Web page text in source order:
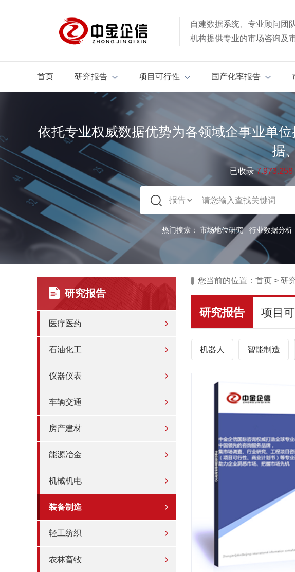
自建数据系统、专业顾问团
机构提供专业的市场咨询及
首页 研究报告 项目可行性 国产化率报告
依托专业权威数据优势为各领域企事业单
据
已收录7.973.258
热门搜索： 市场地位研究 行业数据分析
研究报告
医疗医药
石油化工
仪器仪表
车辆交通
房产建材
能源冶金
机械机电
装备制造
轻工纺织
农林畜牧
您当前的位置： 首页 > 研
研究报告 项目
机器人 智能制造